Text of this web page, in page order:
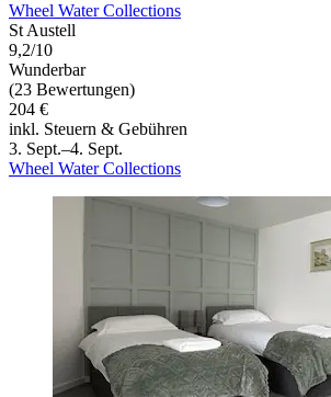
Wheel Water Collections
St Austell
9,2/10
Wunderbar
(23 Bewertungen)
204 €
inkl. Steuern & Gebühren
3. Sept.–4. Sept.
Wheel Water Collections